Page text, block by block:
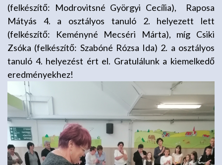
(felkészítő: Modrovitsné Györgyi Cecília), Raposa
Mátyás 4. a osztályos tanuló 2. helyezett lett
(felkészítő: Keményné Mecséri Márta), míg Csiki
Zsóka (felkészítő: Szabóné Rózsa Ida) 2. a osztályos
tanuló 4. helyezést ért el. Gratulálunk a kiemelkedő
eredményekhez!